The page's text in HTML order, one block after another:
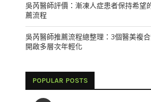
吳芮醫師評價：漸凍人症患者保持希望
薦流程
吳芮醫師推薦流程總整理：3個醫美複
開啟多層次年輕化
POPULAR POSTS